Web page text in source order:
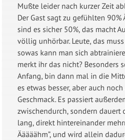
Mußte leider nach kurzer Zeit
Der Gast sagt zu gefühlten 90%
sind es sicher 50%, das macht
völlig unhörbar. Leute, das
sowas kann man sich
merkt ihr das nicht? Besonders
Anfang, bin dann mal in die
es etwas besser, aber auch
Geschmack. Es passiert
zwischendurch, sondern dauert
lang, direkt hintereinander
Ääääähm”, und wird allein